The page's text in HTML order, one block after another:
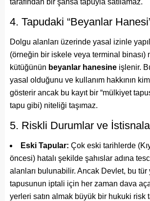
4. Tapudaki “Beyanlar
Dolgu alanları üzerinde yasal izinle
(örneğin bir iskele veya terminal binası)
kütüğünün beyanlar hanesine işlenir.
yasal olduğunu ve kullanım hakkının
gösterir ancak bu kayıt bir “mülkiyet
tapu gibi) niteliği taşımaz.
5. Riskli Durumlar ve
Eski Tapular: Çok eski tarihlerde
öncesi) hatalı şekilde şahıslar adına
alanları bulunabilir. Ancak Devlet, bu tür
tapusunun iptali için her zaman dava
yerleri satın almak büyük bir hukuki risk